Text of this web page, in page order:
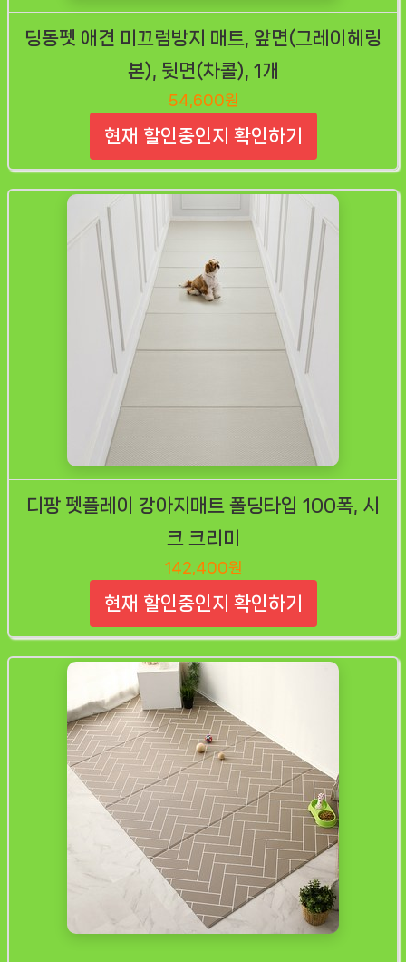
딩동펫 애견 미끄럼방지 매트, 앞면(그레이헤링
본), 뒷면(차콜), 1개
54,600원
현재 할인중인지 확인하기
디팡 펫플레이 강아지매트 폴딩타입 100폭, 시
크 크리미
142,400원
현재 할인중인지 확인하기